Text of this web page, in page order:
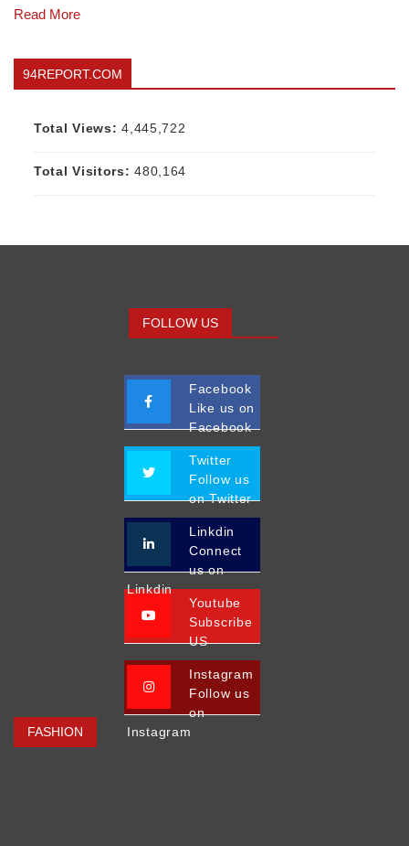
Read More
94REPORT.COM
Total Views:4,445,722
Total Visitors:480,164
FASHION
FOLLOW US
Facebook
Like us on
Facebook
Twitter
Follow us
on Twitter
Linkdin
Connect
us on
Linkdin
Youtube
Subscribe
US
Instagram
Follow us
on
Instagram